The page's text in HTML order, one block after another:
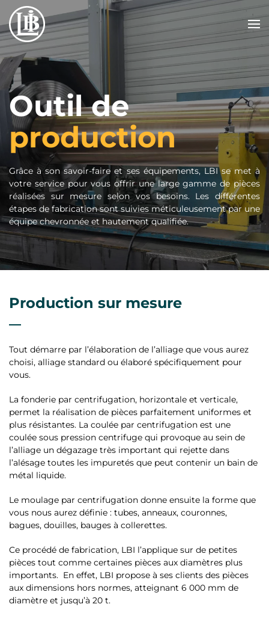
Passer au contenu principal
Outil de
production
Grâce à son savoir-faire et ses équipements, LBI se met à
votre service pour vous offrir une large gamme de pièces
réalisées sur mesure selon vos besoins. Les différentes
étapes de fabrication sont suivies méticuleusement par une
équipe chevronnée et hautement qualifiée.
Production sur mesure
Tout démarre par l’élaboration de l’alliage que vous aurez
choisi, alliage standard ou élaboré spécifiquement pour
vous.
La fonderie par centrifugation, horizontale et verticale,
permet la réalisation de pièces parfaitement uniformes et
plus résistantes. La coulée par centrifugation est une
coulée sous pression centrifuge qui provoque au sein de
l’alliage un dégazage très important qui rejette dans
l’alésage toutes les impuretés que peut contenir un bain de
métal liquide.
Le moulage par centrifugation donne ensuite la forme que
vous nous aurez définie : tubes, anneaux, couronnes,
bagues, douilles, bauges à collerettes.
Ce procédé de fabrication, LBI l’applique sur de petites
pièces tout comme certaines pièces aux diamètres plus
importants. En effet, LBI propose à ses clients des pièces
aux dimensions hors normes, atteignant 6 000 mm de
diamètre et jusqu’à 20 t.